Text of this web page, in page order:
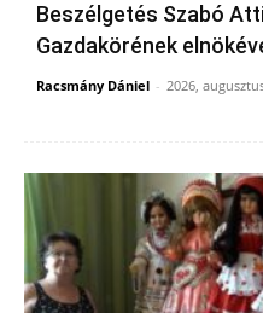
Beszélgetés Szabó
Gazdakörének
Racsmány Dániel - 2026,